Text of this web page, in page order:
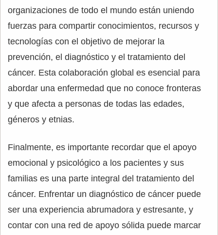
organizaciones de todo el mundo están uniendo
fuerzas para compartir conocimientos, recursos y
tecnologías con el objetivo de mejorar la
prevención, el diagnóstico y el tratamiento del
cáncer. Esta colaboración global es esencial para
abordar una enfermedad que no conoce fronteras
y que afecta a personas de todas las edades,
géneros y etnias.
Finalmente, es importante recordar que el apoyo
emocional y psicológico a los pacientes y sus
familias es una parte integral del tratamiento del
cáncer. Enfrentar un diagnóstico de cáncer puede
ser una experiencia abrumadora y estresante, y
contar con una red de apoyo sólida puede marcar